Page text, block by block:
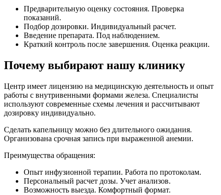
Предварительную оценку состояния. Проверка
показаний.
Подбор дозировки. Индивидуальный расчет.
Введение препарата. Под наблюдением.
Краткий контроль после завершения. Оценка реакции.
Почему выбирают нашу клинику
Центр имеет лицензию на медицинскую деятельность и опыт
работы с внутривенными формами железа. Специалисты
используют современные схемы лечения и рассчитывают
дозировку индивидуально.
Сделать капельницу можно без длительного ожидания.
Организована срочная запись при выраженной анемии.
Преимущества обращения:
Опыт инфузионной терапии. Работа по протоколам.
Персональный расчет дозы. Учет анализов.
Возможность выезда. Комфортный формат.